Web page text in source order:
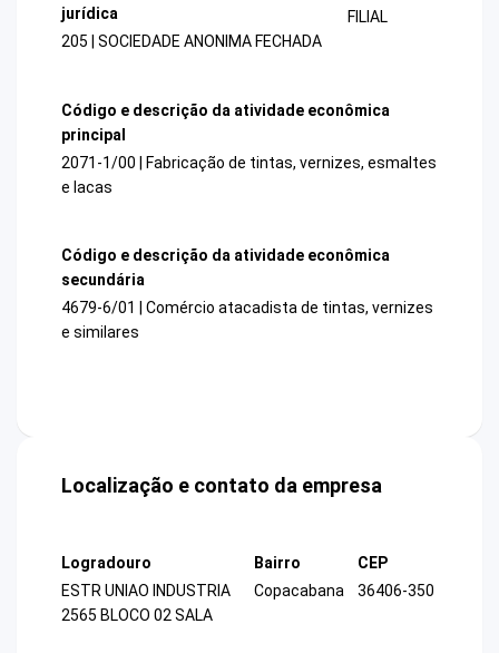
jurídica
205 | SOCIEDADE ANONIMA FECHADA
FILIAL
Código e descrição da atividade econômica
principal
2071-1/00 | Fabricação de tintas, vernizes, esmaltes
e lacas
Código e descrição da atividade econômica
secundária
4679-6/01 | Comércio atacadista de tintas, vernizes
e similares
Localização e contato da empresa
Logradouro
ESTR UNIAO INDUSTRIA
2565 BLOCO 02 SALA
Bairro
Copacabana
CEP
36406-350